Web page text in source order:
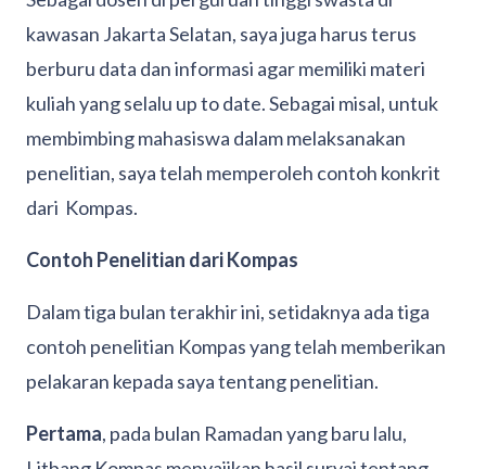
kawasan Jakarta Selatan, saya juga harus terus
berburu data dan informasi agar memiliki materi
kuliah yang selalu up to date. Sebagai misal, untuk
membimbing mahasiswa dalam melaksanakan
penelitian, saya telah memperoleh contoh konkrit
dari Kompas.
Contoh Penelitian dari Kompas
Dalam tiga bulan terakhir ini, setidaknya ada tiga
contoh penelitian Kompas yang telah memberikan
pelakaran kepada saya tentang penelitian.
Pertama, pada bulan Ramadan yang baru lalu,